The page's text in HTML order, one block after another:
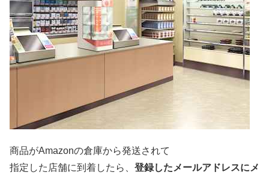
商品がAmazonの倉庫から発送されて
指定した店舗に到着したら、 登録したメールアドレスにメ